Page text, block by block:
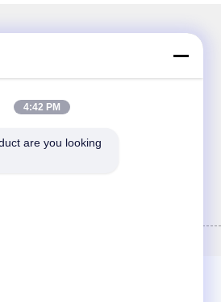
Adesso
4:42 PM
are you looking